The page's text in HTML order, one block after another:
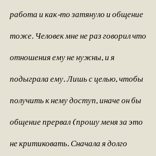
работа и как-то затянуло и общение
тоже. Человек мне не раз говорил что
отношения ему не нужны, и я
подыграла ему. Лишь с целью, чтобы
получить к нему доступ, иначе он бы
общение прервал ( прошу меня за это
не критиковать. Сначала я долго